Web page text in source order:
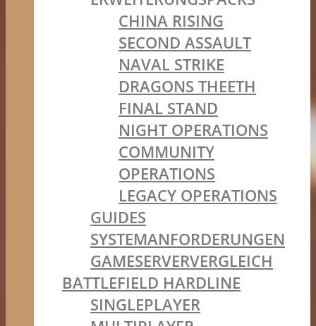
CHINA RISING
SECOND ASSAULT
NAVAL STRIKE
DRAGONS THEETH
FINAL STAND
NIGHT OPERATIONS
COMMUNITY
OPERATIONS
LEGACY OPERATIONS
GUIDES
SYSTEMANFORDERUNGEN
GAMESERVERVERGLEICH
BATTLEFIELD HARDLINE
SINGLEPLAYER